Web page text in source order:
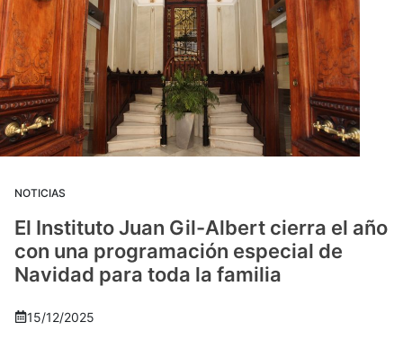
NOTICIAS
El Instituto Juan Gil-Albert cierra el año
con una programación especial de
Navidad para toda la familia
15/12/2025